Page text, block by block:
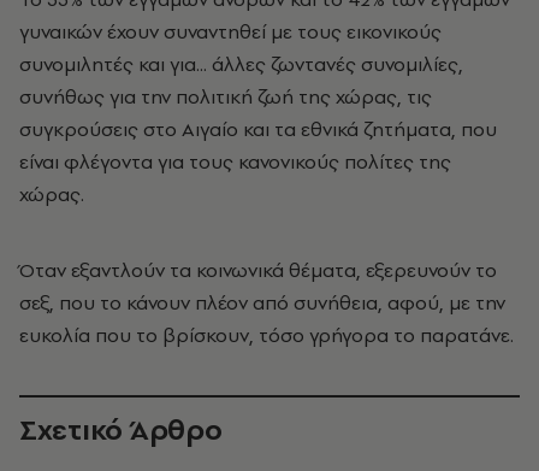
γυναικών έχουν συναντηθεί με τους εικονικούς
συνομιλητές και για... άλλες ζωντανές συνομιλίες,
συνήθως για την πολιτική ζωή της χώρας, τις
συγκρούσεις στο Αιγαίο και τα εθνικά ζητήματα, που
είναι φλέγοντα για τους κανονικούς πολίτες της
χώρας.
Όταν εξαντλούν τα κοινωνικά θέματα, εξερευνούν το
σεξ, που το κάνουν πλέον από συνήθεια, αφού, με την
ευκολία που το βρίσκουν, τόσο γρήγορα το παρατάνε.
Σχετικό Άρθρο